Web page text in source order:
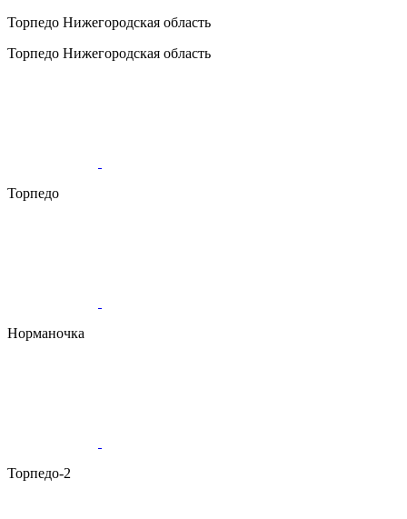
Торпедо Нижегородская область
Торпедо Нижегородская область
Торпедо
Норманочка
Торпедо-2